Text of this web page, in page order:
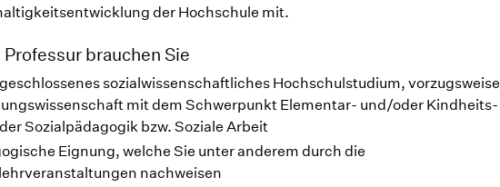
der Hochschule mit.
Professur brauchen Sie
sozialwissenschaftliches Hochschulstudium, vorzugsweise
mit dem Schwerpunkt Elementar- und/oder Kindheits-
Sozialpädagogik bzw. Soziale Arbeit
Eignung, welche Sie unter anderem durch die
nachweisen